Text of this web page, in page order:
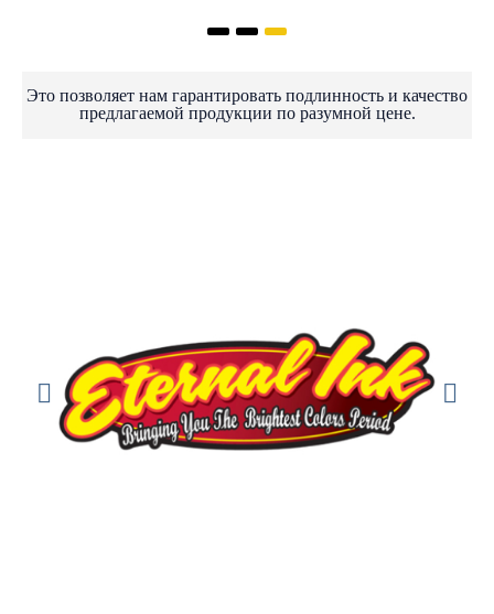
Это позволяет нам гарантировать подлинность и качество
предлагаемой продукции по разумной цене.